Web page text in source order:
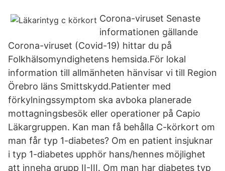
Corona-viruset Senaste
informationen gällande
Corona-viruset (Covid-19) hittar du på
Folkhälsomyndighetens hemsida.För lokal
information till allmänheten hänvisar vi till Region
Örebro läns Smittskydd.Patienter med
förkylningssymptom ska avboka planerade
mottagningsbesök eller operationer på Capio
Läkargruppen. Kan man få behålla C-körkort om
man får typ 1-diabetes? Om en patient insjuknar
i typ 1-diabetes upphör hans/hennes möjlighet
att inneha grupp II-III. Om man har diabetes typ